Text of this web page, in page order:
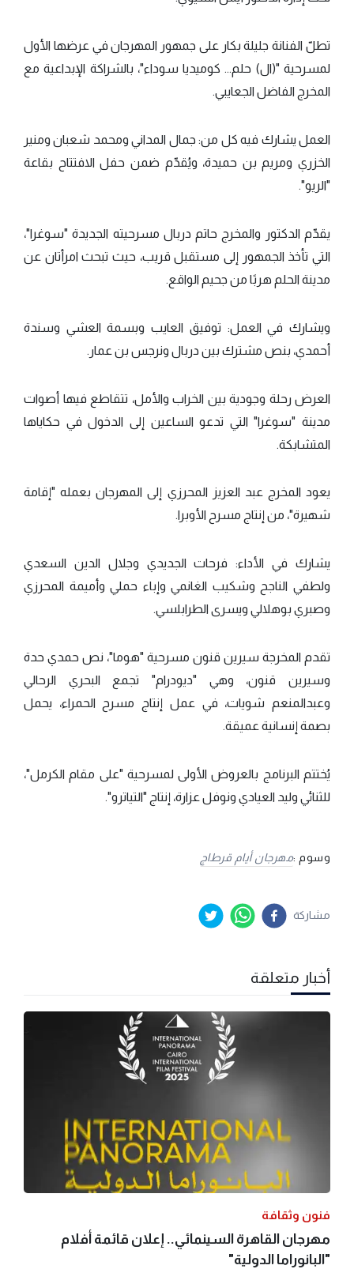
تطلّ الفنانة جليلة بكار على جمهور المهرجان في عرضها الأول
لمسرحية "(ال) حلم... كوميديا سوداء"، بالشراكة الإبداعية مع
المخرج الفاضل الجعايبي.
العمل يشارك فيه كل من: جمال المداني ومحمد شعبان ومنير
الخزري ومريم بن حميدة، ويُقدّم ضمن حفل الافتتاح بقاعة
"الريو".
يقدّم الدكتور والمخرج حاتم دربال مسرحيته الجديدة "سوغرا"،
التي تأخذ الجمهور إلى مستقبل قريب، حيث تبحث امرأتان عن
مدينة الحلم هربًا من جحيم الواقع.
ويشارك في العمل: توفيق العايب وبسمة العشي وسندة
أحمدي، بنص مشترك بين دربال ونرجس بن عمار.
العرض رحلة وجودية بين الخراب والأمل، تتقاطع فيها أصوات
مدينة "سوغرا" التي تدعو الساعين إلى الدخول في حكاياها
المتشابكة.
يعود المخرج عبد العزيز المحرزي إلى المهرجان بعمله "إقامة
شهيرة"، من إنتاج مسرح الأوبرا.
يشارك في الأداء: فرحات الجديدي وجلال الدين السعدي
ولطفي الناجح وشكيب الغانمي وإباء حملي وأميمة المحرزي
وصبري بوهلالي ويسرى الطرابلسي.
تقدم المخرجة سيرين قنون مسرحية "هوما"، نص حمدي حدة
وسيرين قنون، وهي "ديودرام" تجمع البحري الرحالي
وعبدالمنعم شويات، في عمل إنتاج مسرح الحمراء، يحمل
بصمة إنسانية عميقة.
يُختتم البرنامج بالعروض الأولى لمسرحية "على مقام الكرمل"،
للثنائي وليد العيادي ونوفل عزارة، إنتاج "التياترو".
وسوم :مهرجان أيام قرطاج
مشاركة
أخبار متعلقة
فنون وثقافة
مهرجان القاهرة السينمائي.. إعلان قائمة أفلام
"البانوراما الدولية"